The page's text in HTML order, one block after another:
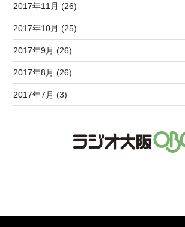
2017年11月 (26)
2017年10月 (25)
2017年9月 (26)
2017年8月 (26)
2017年7月 (3)